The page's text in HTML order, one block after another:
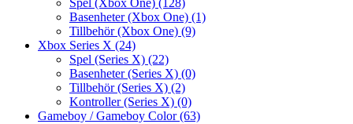
Spel (Xbox One) (128)
Basenheter (Xbox One) (1)
Tillbehör (Xbox One) (9)
Xbox Series X (24)
Spel (Series X) (22)
Basenheter (Series X) (0)
Tillbehör (Series X) (2)
Kontroller (Series X) (0)
Gameboy / Gameboy Color(63)